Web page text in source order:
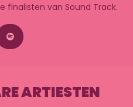
finalisten van Sound Track.
ARTIESTEN